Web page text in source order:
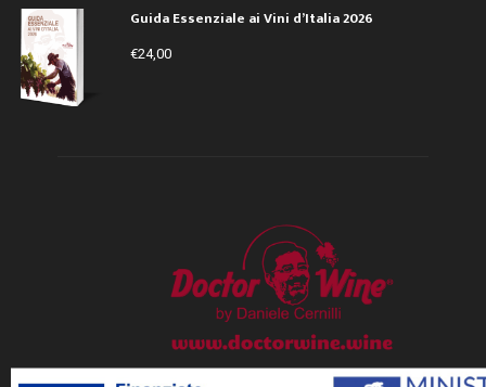
Guida Essenziale ai Vini d’Italia 2026
€24,00